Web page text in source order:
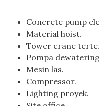
Concrete pump
Material hoist.
Tower crane
Pompa
Mesin las.
Compressor.
Lighting proyek.